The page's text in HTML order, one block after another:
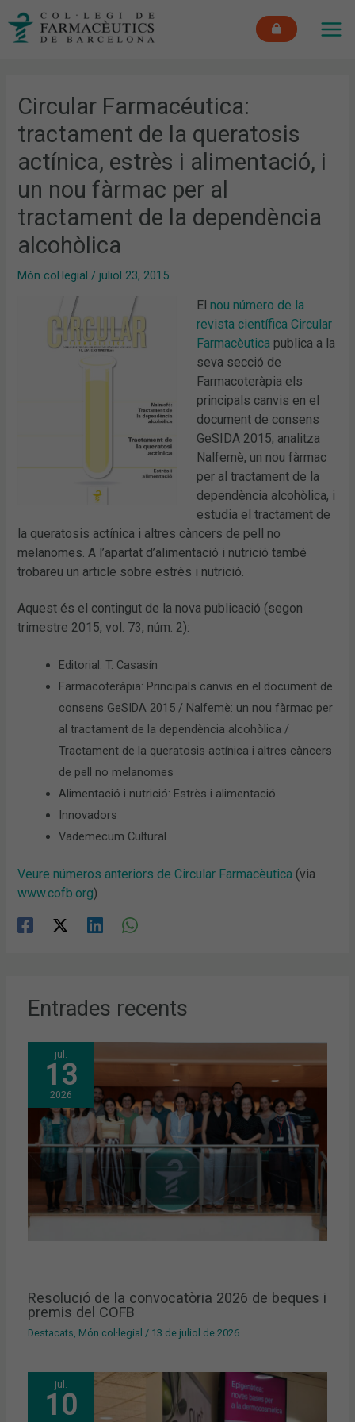
Circular Farmacéutica:
tractament de la queratosis
actínica, estrès i alimentació, i
un nou fàrmac per al
tractament de la dependència
alcohòlica
Món col·legial /juliol 23, 2015
Elnou número de la
revista científica Circular
Farmacèutica publica a la
seva secció de
Farmacoteràpia els
principals canvis en el
document de consens
GeSIDA 2015; analitza
Nalfemè, un nou fàrmac
per al tractament de la
dependència alcohòlica, i
estudia el tractament de
la queratosis actínica i altres càncers de pell no
melanomes. A l’apartat d’alimentació i nutrició també
trobareu un article sobre estrès i nutrició.
Aquest és el contingut de la nova publicació (segon
trimestre 2015, vol. 73, núm. 2):
Editorial: T. Casasín
Farmacoteràpia: Principals canvis en el document de
consens GeSIDA 2015 / Nalfemè: un nou fàrmac per
al tractament de la dependència alcohòlica /
Tractament de la queratosis actínica i altres càncers
de pell no melanomes
Alimentació i nutrició: Estrès i alimentació
Innovadors
Vademecum Cultural
Veure números anteriors de Circular Farmacèutica (via
www.cofb.org)
Entrades recents
jul.
13
2026
Resolució de la convocatòria 2026 de beques i
premis del COFB
Destacats Món col·legial / 13 de juliol de 2026
jul.
10